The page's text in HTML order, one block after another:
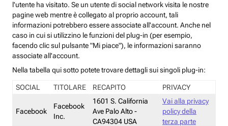
l'utente ha visitato. Se un utente di social network visita le nostre
pagine web mentre è collegato al proprio account, tali
informazioni potrebbero essere associate all'account. Anche nel
caso in cui si utilizzino le funzioni del plug-in (per esempio,
facendo clic sul pulsante "Mi piace"), le informazioni saranno
associate all'account.
Nella tabella qui sotto potete trovare dettagli sui singoli plug-in:
SOCIAL TITOLARE RECAPITO PRIVACY
Facebook
Facebook
Inc.
1601 S. California
Ave Palo Alto -
CA94304 USA
Vai alla privacy
policy della
terza parte